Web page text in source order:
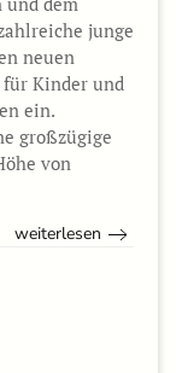
junge
neuen
Kinder und
ein.
großzügige
von
weiterlesen